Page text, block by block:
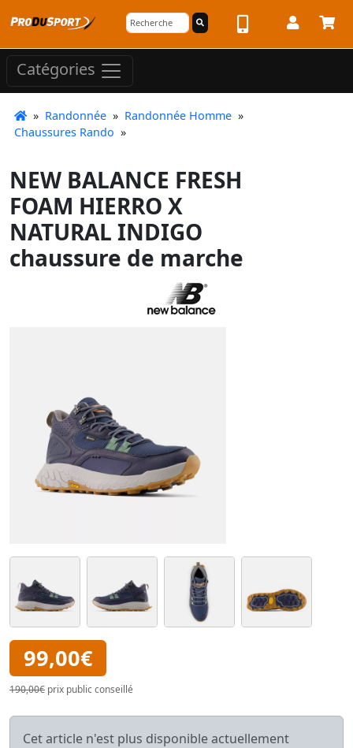
Catégories
» Randonnée » Randonnée Homme »
Chaussures Rando »
NEW BALANCE FRESH
FOAM HIERRO X
NATURAL INDIGO
chaussure de marche
99,00€
190,00€ prix public conseillé
Cet article n'est plus disponible actuellement